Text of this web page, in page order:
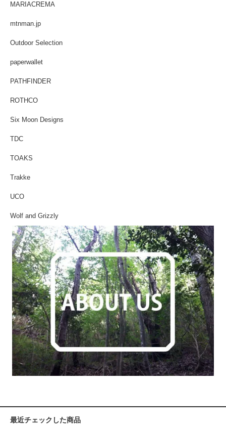
MARIACREMA
mtnman.jp
Outdoor Selection
paperwallet
PATHFINDER
ROTHCO
Six Moon Designs
TDC
TOAKS
Trakke
UCO
Wolf and Grizzly
最近チェックした商品